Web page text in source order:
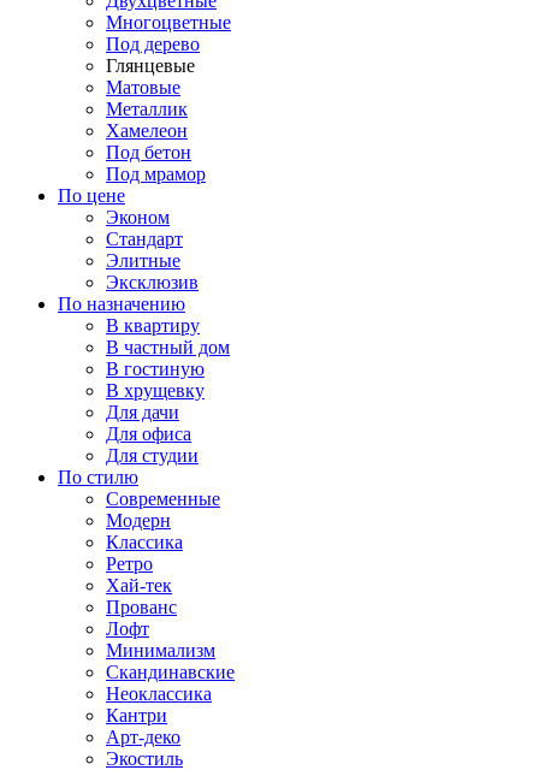
Многоцветные
Под дерево
Глянцевые
Матовые
Металлик
Хамелеон
Под бетон
Под мрамор
По цене
Эконом
Стандарт
Элитные
Эксклюзив
По назначению
В квартиру
В частный дом
В гостиную
В хрущевку
Для дачи
Для офиса
Для студии
По стилю
Современные
Модерн
Классика
Ретро
Хай-тек
Прованс
Лофт
Минимализм
Скандинавские
Неоклассика
Кантри
Арт-деко
Экостиль